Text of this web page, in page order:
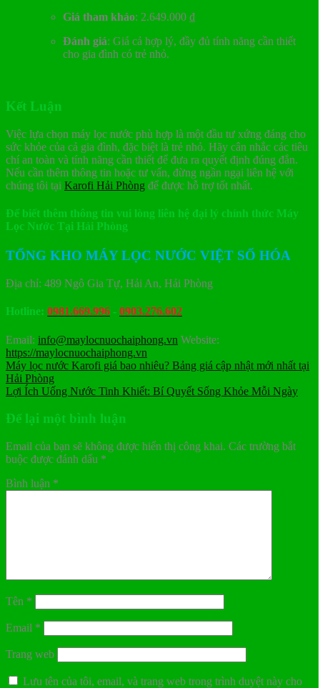
Giá tham khảo: 2.649.000 ₫
Đánh giá: Giá cả hợp lý, đầy đủ tính năng cần thiết
cho gia đình có trẻ nhỏ.
Kết Luận
Việc lựa chọn máy lọc nước phù hợp là một đầu tư xứng đáng cho
sức khỏe của cả gia đình, đặc biệt là trẻ nhỏ. Hãy cân nhắc các tiêu
chí an toàn và tính năng cần thiết để đưa ra quyết định đúng đắn.
Nếu cần thêm thông tin hoặc tư vấn, đừng ngần ngại liên hệ với
chúng tôi tại Karofi Hải Phòng để được hỗ trợ tốt nhất.
Để biết thêm thông tin vui lòng liên hệ đại lý chính thức Máy
Lọc Nước Tại Hải Phòng
TỔNG KHO MÁY LỌC NƯỚC VIỆT SỐ HÓA
Địa chỉ: 489 Ngô Gia Tự, Hải An, Hải Phòng
Hotline: 0981.669.996 - 0903.276.602
Email: info@maylocnuochaiphong.vn Website:
https://maylocnuochaiphong.vn
Máy lọc nước Karofi giá bao nhiêu? Bảng giá cập nhật mới nhất tại
Hải Phòng
Lợi Ích Uống Nước Tinh Khiết: Bí Quyết Sống Khỏe Mỗi Ngày
Để lại một bình luận
Email của bạn sẽ không được hiển thị công khai. Các trường bắt
buộc được đánh dấu *
Bình luận *
Tên *
Email *
Trang web
Lưu tên của tôi, email, và trang web trong trình duyệt này cho